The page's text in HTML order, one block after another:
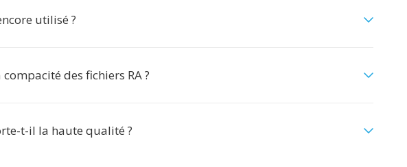
utilisé ?
des fichiers RA ?
t-il la haute qualité ?